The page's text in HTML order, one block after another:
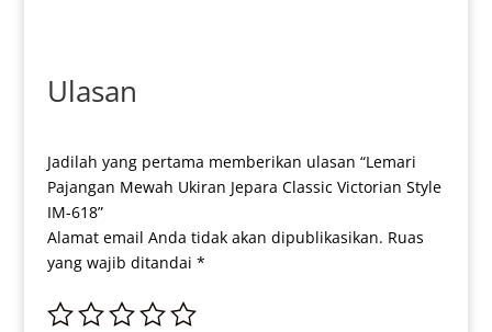
Ulasan
Jadilah yang pertama memberikan ulasan “Lemari
Pajangan Mewah Ukiran Jepara Classic Victorian Style
IM-618”
Alamat email Anda tidak akan dipublikasikan. Ruas
yang wajib ditandai *